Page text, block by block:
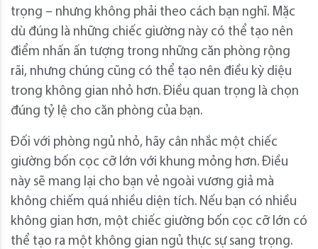
trọng – nhưng không phải theo cách bạn nghĩ. Mặc
dù đúng là những chiếc giường này có thể tạo nên
điểm nhấn ấn tượng trong những căn phòng rộng
rãi, nhưng chúng cũng có thể tạo nên điều kỳ diệu
trong không gian nhỏ hơn. Điều quan trọng là chọn
đúng tỷ lệ cho căn phòng của bạn.
Đối với phòng ngủ nhỏ, hãy cân nhắc một chiếc
giường bốn cọc cỡ lớn với khung mỏng hơn. Điều
này sẽ mang lại cho bạn vẻ ngoài vương giả mà
không chiếm quá nhiều diện tích. Nếu bạn có nhiều
không gian hơn, một chiếc giường bốn cọc cỡ lớn có
thể tạo ra một không gian ngủ thực sự sang trọng.